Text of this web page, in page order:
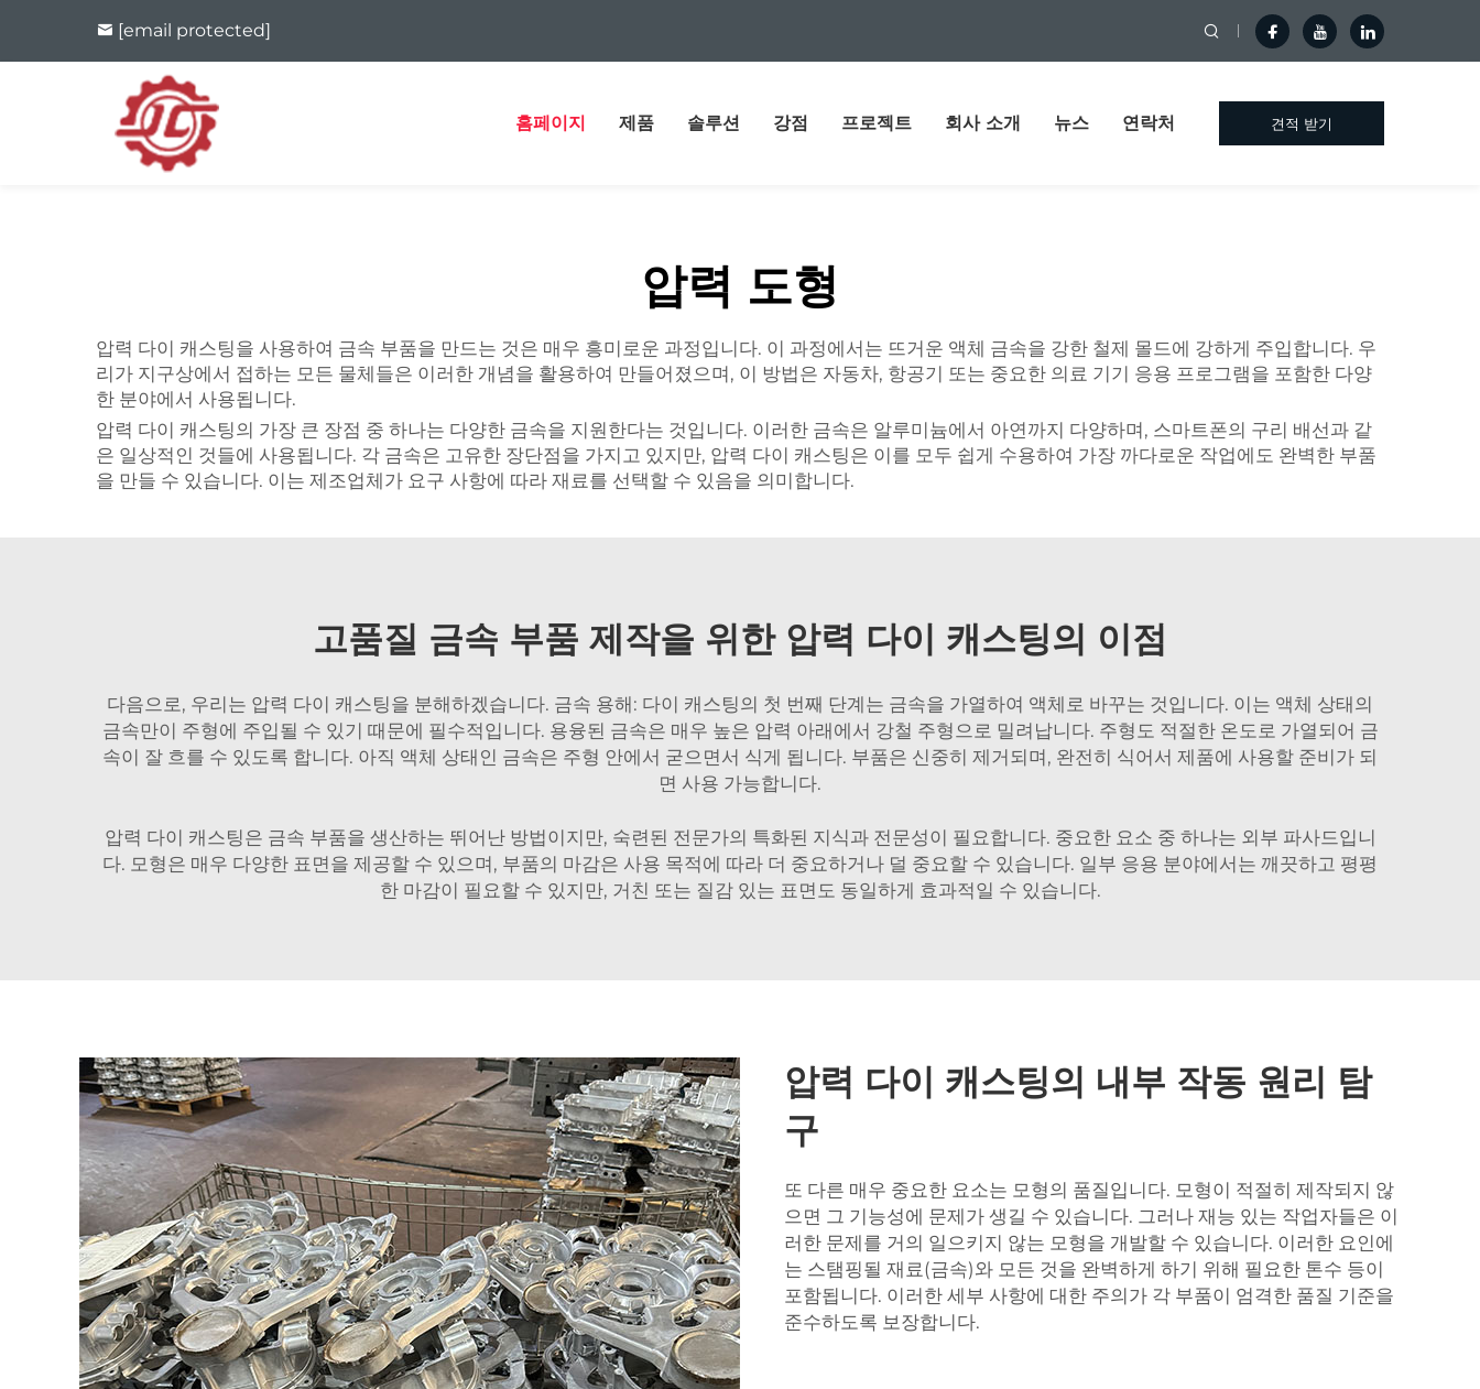
[email protected]
홈페이지 제품 솔루션 강점 프로젝트 회사 소개 뉴스 연락처 견적 받기
압력 도형
압력 다이 캐스팅을 사용하여 금속 부품을 만드는 것은 매우 흥미로운 과정입니다. 이 과정에서는 뜨거운 액체 금속을 강한 철제 몰드에 강하게 주입합니다. 우
리가 지구상에서 접하는 모든 물체들은 이러한 개념을 활용하여 만들어졌으며, 이 방법은 자동차, 항공기 또는 중요한 의료 기기 응용 프로그램을 포함한 다양
한 분야에서 사용됩니다.
압력 다이 캐스팅의 가장 큰 장점 중 하나는 다양한 금속을 지원한다는 것입니다. 이러한 금속은 알루미늄에서 아연까지 다양하며, 스마트폰의 구리 배선과 같
은 일상적인 것들에 사용됩니다. 각 금속은 고유한 장단점을 가지고 있지만, 압력 다이 캐스팅은 이를 모두 쉽게 수용하여 가장 까다로운 작업에도 완벽한 부품
을 만들 수 있습니다. 이는 제조업체가 요구 사항에 따라 재료를 선택할 수 있음을 의미합니다.
고품질 금속 부품 제작을 위한 압력 다이 캐스팅의 이점
다음으로, 우리는 압력 다이 캐스팅을 분해하겠습니다. 금속 용해: 다이 캐스팅의 첫 번째 단계는 금속을 가열하여 액체로 바꾸는 것입니다. 이는 액체 상태의
금속만이 주형에 주입될 수 있기 때문에 필수적입니다. 용융된 금속은 매우 높은 압력 아래에서 강철 주형으로 밀려납니다. 주형도 적절한 온도로 가열되어 금
속이 잘 흐를 수 있도록 합니다. 아직 액체 상태인 금속은 주형 안에서 굳으면서 식게 됩니다. 부품은 신중히 제거되며, 완전히 식어서 제품에 사용할 준비가 되
면 사용 가능합니다.
압력 다이 캐스팅은 금속 부품을 생산하는 뛰어난 방법이지만, 숙련된 전문가의 특화된 지식과 전문성이 필요합니다. 중요한 요소 중 하나는 외부 파사드입니
다. 모형은 매우 다양한 표면을 제공할 수 있으며, 부품의 마감은 사용 목적에 따라 더 중요하거나 덜 중요할 수 있습니다. 일부 응용 분야에서는 깨끗하고 평평
한 마감이 필요할 수 있지만, 거친 또는 질감 있는 표면도 동일하게 효과적일 수 있습니다.
압력 다이 캐스팅의 내부 작동 원리 탐
구
또 다른 매우 중요한 요소는 모형의 품질입니다. 모형이 적절히 제작되지 않
으면 그 기능성에 문제가 생길 수 있습니다. 그러나 재능 있는 작업자들은 이
러한 문제를 거의 일으키지 않는 모형을 개발할 수 있습니다. 이러한 요인에
는 스탬핑될 재료(금속)와 모든 것을 완벽하게 하기 위해 필요한 톤수 등이
포함됩니다. 이러한 세부 사항에 대한 주의가 각 부품이 엄격한 품질 기준을
준수하도록 보장합니다.